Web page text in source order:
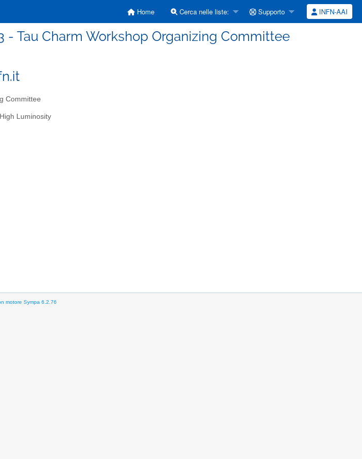
Home Cerca nelle liste: Supporto INFN-AAI
- Tau Charm Workshop Organizing Committee
Committee
Luminosity
motore Sympa 6.2.76